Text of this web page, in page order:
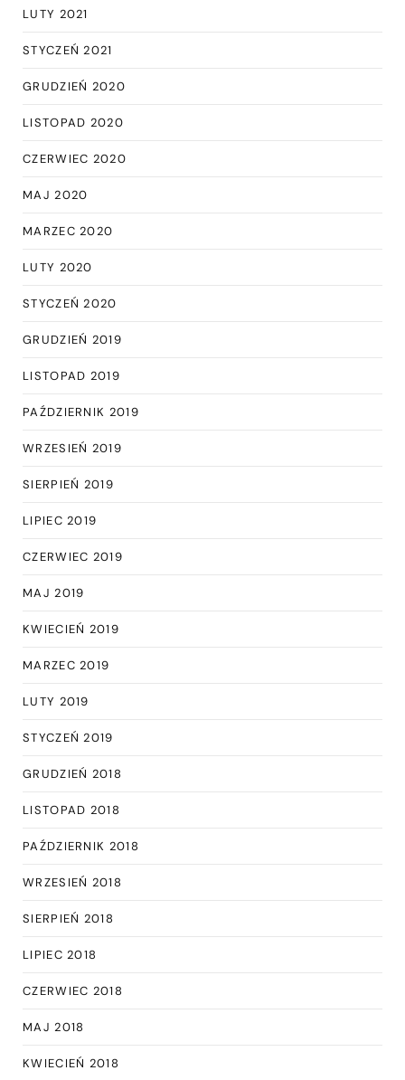
LUTY 2021
STYCZEŃ 2021
GRUDZIEŃ 2020
LISTOPAD 2020
CZERWIEC 2020
MAJ 2020
MARZEC 2020
LUTY 2020
STYCZEŃ 2020
GRUDZIEŃ 2019
LISTOPAD 2019
PAŹDZIERNIK 2019
WRZESIEŃ 2019
SIERPIEŃ 2019
LIPIEC 2019
CZERWIEC 2019
MAJ 2019
KWIECIEŃ 2019
MARZEC 2019
LUTY 2019
STYCZEŃ 2019
GRUDZIEŃ 2018
LISTOPAD 2018
PAŹDZIERNIK 2018
WRZESIEŃ 2018
SIERPIEŃ 2018
LIPIEC 2018
CZERWIEC 2018
MAJ 2018
KWIECIEŃ 2018